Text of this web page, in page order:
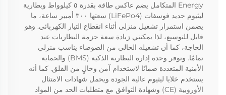
Energy المتكامل يضم عاكس طاقة بقدرة ٥ كيلوواط وبطارية
ليثيوم حديد فوسفات (LiFePo4) سعتها ٣٠٠ أمبير ساعة، ما
يضمن استمرار تشغيل منزلي أثناء انقطاع التيار الكهربائي. وهو
قابل للتوسيع، لذا يمكنني زيادة سعة حزمة البطاريات عند
الحاجة، كما أن تشغيله الخالي من الضوضاء يناسب منزلي
تمامًا. وتوفر وحدة إدارة البطارية الذكية (BMS) والحماية
الأمنية المتعددة ضمانًا لاستخدام آمن وخالٍ من القلق. كما أنه
يستخدم خلايا ليثيوم عالية الجودة ويحمل شهادات الامتثال
الأوروبية (CE) وشهادة التوافق مع متطلبات الحد من المواد